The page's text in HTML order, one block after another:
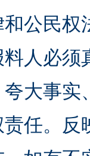
公民
人必
大事
任。